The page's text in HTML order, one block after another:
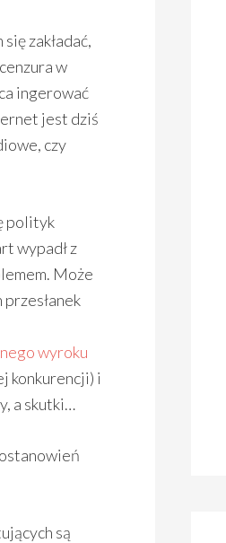
zakładać,
w
ingerować
jest dziś
czy
polityk
wypadł z
Może
wyroku
konkurencji) i
a skutki…
są